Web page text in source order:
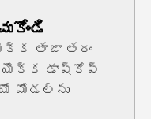
తాజా తరం
డాష్కోప్
మోడల్ను